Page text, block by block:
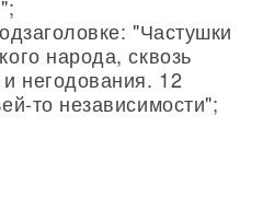
"Частушки
народа, сквозь
негодования. 12
то независимости";